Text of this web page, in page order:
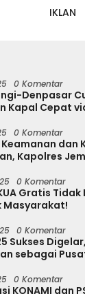
0 Komentar
Denpasar
Kapal Cepat
0 Komentar
dan
Kapolres
0 Komentar
Gratis Tidak
Masyarakat!
0 Komentar
Sukses
sebagai
0 Komentar
KONAMI dan